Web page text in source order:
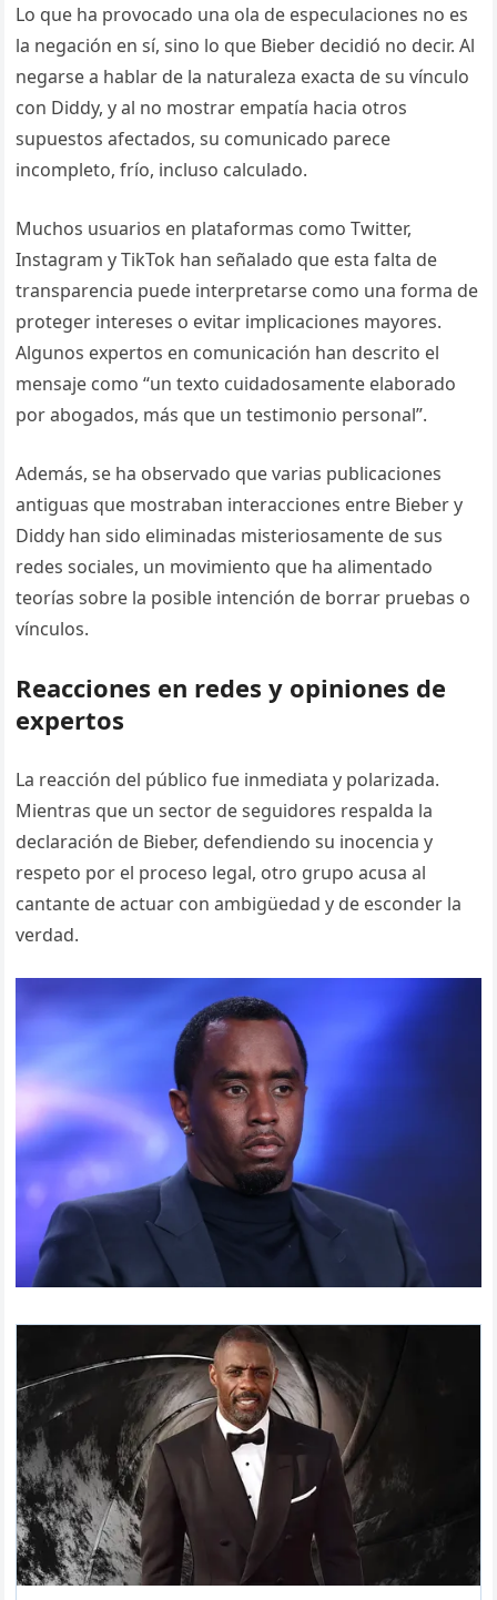
Lo que ha provocado una ola de especulaciones no es
la negación en sí, sino lo que Bieber decidió no decir. Al
negarse a hablar de la naturaleza exacta de su vínculo
con Diddy, y al no mostrar empatía hacia otros
supuestos afectados, su comunicado parece
incompleto, frío, incluso calculado.
Muchos usuarios en plataformas como Twitter,
Instagram y TikTok han señalado que esta falta de
transparencia puede interpretarse como una forma de
proteger intereses o evitar implicaciones mayores.
Algunos expertos en comunicación han descrito el
mensaje como “un texto cuidadosamente elaborado
por abogados, más que un testimonio personal”.
Además, se ha observado que varias publicaciones
antiguas que mostraban interacciones entre Bieber y
Diddy han sido eliminadas misteriosamente de sus
redes sociales, un movimiento que ha alimentado
teorías sobre la posible intención de borrar pruebas o
vínculos.
Reacciones en redes y opiniones de
expertos
La reacción del público fue inmediata y polarizada.
Mientras que un sector de seguidores respalda la
declaración de Bieber, defendiendo su inocencia y
respeto por el proceso legal, otro grupo acusa al
cantante de actuar con ambigüedad y de esconder la
verdad.